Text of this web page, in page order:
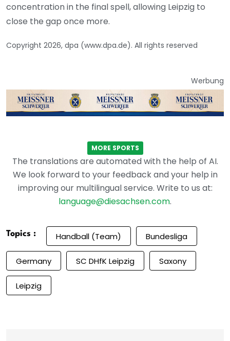
concentration in the final spell, allowing Leipzig to
close the gap once more.
Copyright 2026, dpa (www.dpa.de). All rights reserved
Werbung
MORE SPORTS
The translations are automated with the help of AI.
We look forward to your feedback and your help in
improving our multilingual service. Write to us at:
language@diesachsen.com.
Topics : Handball (Team) Bundesliga
Germany SC DHfK Leipzig Saxony
Leipzig